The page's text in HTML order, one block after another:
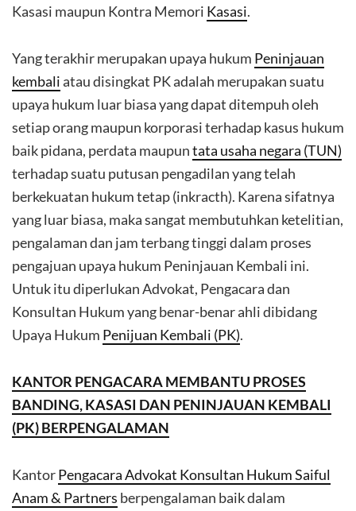
Kasasi maupun Kontra Memori Kasasi.
Yang terakhir merupakan upaya hukum Peninjauan
kembaliatau disingkat PK adalah merupakan suatu
upaya hukum luar biasa yang dapat ditempuh oleh
setiap orang maupun korporasi terhadap kasus hukum
baik pidana, perdata maupuntata usaha negara (TUN)
terhadap suatu putusan pengadilan yang telah
berkekuatan hukum tetap (inkracth). Karena sifatnya
yang luar biasa, maka sangat membutuhkan ketelitian,
pengalaman dan jam terbang tinggi dalam proses
pengajuan upaya hukum Peninjauan Kembali ini.
Untuk itu diperlukan Advokat, Pengacara dan
Konsultan Hukum yang benar-benar ahli dibidang
Upaya Hukum Penijuan Kembali (PK).
KANTOR PENGACARA MEMBANTU PROSES
BANDING, KASASI DAN PENINJAUAN KEMBALI
(PK) BERPENGALAMAN
KantorPengacara Advokat Konsultan Hukum Saiful
Anam & Partners berpengalaman baik dalam